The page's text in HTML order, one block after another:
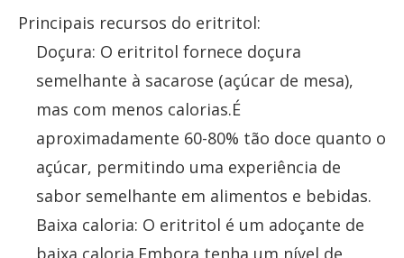
Principais recursos do eritritol:
Doçura: O eritritol fornece doçura
semelhante à sacarose (açúcar de mesa),
mas com menos calorias.É
aproximadamente 60-80% tão doce quanto o
açúcar, permitindo uma experiência de
sabor semelhante em alimentos e bebidas.
Baixa caloria: O eritritol é um adoçante de
baixa caloria.Embora tenha um nível de